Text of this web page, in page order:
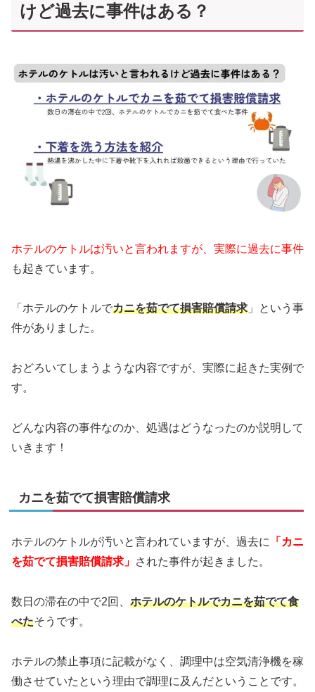
けど過去に事件はある？
ホテルのケトルは汚いと言われますが、実際に過去に事件
も起きています。
「ホテルのケトルでカニを茹でて損害賠償請求 」という事
件がありました。
おどろいてしまうような内容ですが、実際に起きた実例で
す。
どんな内容の事件なのか、処遇はどうなったのか説明して
いきます！
カニを茹でて損害賠償請求
ホテルのケトルが汚いと言われていますが、過去に
「カニ
を茹でて損害賠償請求」 された事件が起きました。
数日の滞在の中で2回、 ホテルのケトルでカニを茹でて食
べたそうです。
ホテルの禁止事項に記載がなく、調理中は空気清浄機を稼
働させていたという理由で調理に及んだということです。